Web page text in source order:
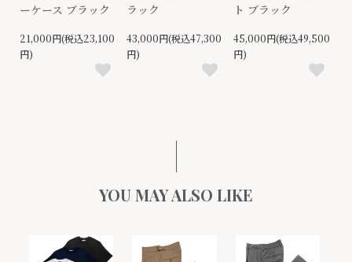
ーケース ブラック
21,000円(税込23,100
円)
ラック
43,000円(税込47,300
円)
ト ブラック
45,000円(税込49,500
円)
YOU MAY ALSO LIKE